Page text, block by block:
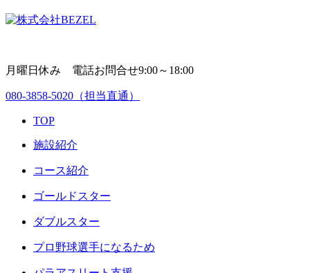
月曜日休み 電話お問合せ9:00～18:00
080-3858-5020 （担当直通）
TOP
施設紹介
コース紹介
ゴールドスター
ダブルスター
プロ野球選手になるため